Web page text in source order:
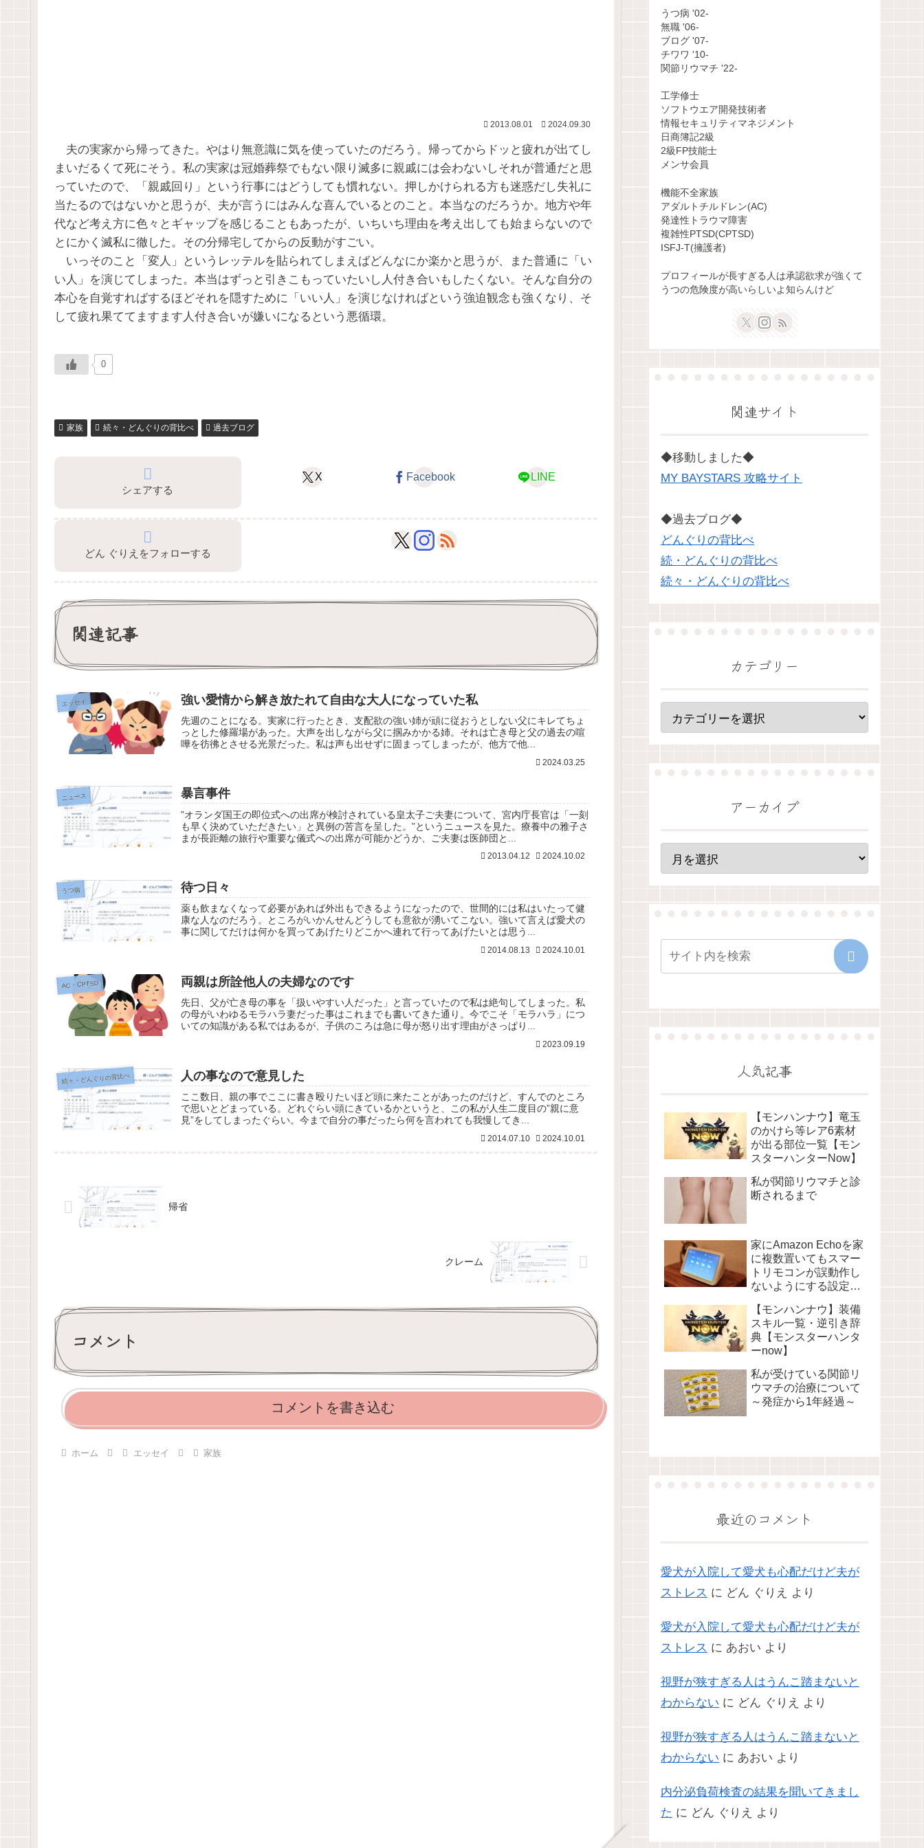
2013.08.01 2024.09.30
夫の実家から帰ってきた。やはり無意識に気を使っていたのだろう。帰ってからドッと疲れが出てし
まいだるくて死にそう。私の実家は冠婚葬祭でもない限り滅多に親戚には会わないしそれが普通だと思
っていたので、「親戚回り」という行事にはどうしても慣れない。押しかけられる方も迷惑だし失礼に
当たるのではないかと思うが、夫が言うにはみんな喜んでいるとのこと。本当なのだろうか。地方や年
代など考え方に色々とギャップを感じることもあったが、いちいち理由を考え出しても始まらないので
とにかく滅私に徹した。その分帰宅してからの反動がすごい。
いっそのこと「変人」というレッテルを貼られてしまえばどんなにか楽かと思うが、また普通に「い
い人」を演じてしまった。本当はずっと引きこもっていたいし人付き合いもしたくない。そんな自分の
本心を自覚すればするほどそれを隠すために「いい人」を演じなければという強迫観念も強くなり、そ
して疲れ果ててますます人付き合いが嫌いになるという悪循環。
0
家族 続々・どんぐりの背比べ 過去ブログ
シェアする
X Facebook LINE
どん ぐりえをフォローする
関連記事
エッセイ 強い愛情から解き放たれて自由な大人になっていた私
先週のことになる。実家に行ったとき、支配欲の強い姉が頑に従おうとしない父にキレてちょ
っとした修羅場があった。大声を出しながら父に掴みかかる姉。それは亡き母と父の過去の喧
嘩を彷彿とさせる光景だった。私は声も出せずに固まってしまったが、他方で他...
2024.03.25
ニュース 暴言事件
”オランダ国王の即位式への出席が検討されている皇太子ご夫妻について、宮内庁長官は「一刻
も早く決めていただきたい」と異例の苦言を呈した。”というニュースを見た。療養中の雅子さ
まが長距離の旅行や重要な儀式への出席が可能かどうか、ご夫妻は医師団と...
2013.04.12 2024.10.02
うつ病 待つ日々
薬も飲まなくなって必要があれば外出もできるようになったので、世間的には私はいたって健
康な人なのだろう。ところがいかんせんどうしても意欲が湧いてこない。強いて言えば愛犬の
事に関してだけは何かを買ってあげたりどこかへ連れて行ってあげたいとは思う...
2014.08.13 2024.10.01
AC・CPTSD 両親は所詮他人の夫婦なのです
先日、父が亡き母の事を「扱いやすい人だった」と言っていたので私は絶句してしまった。私
の母がいわゆるモラハラ妻だった事はこれまでも書いてきた通り。今でこそ「モラハラ」につ
いての知識がある私ではあるが、子供のころは急に母が怒り出す理由がさっぱり...
2023.09.19
続々・どんぐりの背比べ 人の事なので意見した
ここ数日、親の事でここに書き殴りたいほど頭に来たことがあったのだけど、すんでのところ
で思いとどまっている。どれぐらい頭にきているかというと、この私が人生二度目の”親に意
見”をしてしまったぐらい。今まで自分の事だったら何を言われても我慢してき...
2014.07.10 2024.10.01
帰省
クレーム
コメント
コメントを書き込む
ホーム エッセイ 家族
うつ病 '02-
無職 '06-
ブログ '07-
チワワ '10-
関節リウマチ '22-
工学修士
ソフトウエア開発技術者
情報セキュリティマネジメント
日商簿記2級
2級FP技能士
メンサ会員
機能不全家族
アダルトチルドレン(AC)
発達性トラウマ障害
複雑性PTSD(CPTSD)
ISFJ-T(擁護者)
プロフィールが長すぎる人は承認欲求が強くて
うつの危険度が高いらしいよ知らんけど
関連サイト
◆移動しました◆
MY BAYSTARS 攻略サイト
◆過去ブログ◆
どんぐりの背比べ
続・どんぐりの背比べ
続々・どんぐりの背比べ
カテゴリー
アーカイブ
人気記事
【モンハンナウ】竜玉
のかけら等レア6素材
が出る部位一覧【モン
スターハンターNow】
私が関節リウマチと診
断されるまで
家にAmazon Echoを家
に複数置いてもスマー
トリモコンが誤動作し
ないようにする設定に
【モンハンナウ】装備
スキル一覧・逆引き辞
典【モンスターハンタ
ーnow】
私が受けている関節リ
ウマチの治療について
～発症から1年経過～
最近のコメント
愛犬が入院して愛犬も心配だけど夫が
ストレス に どん ぐりえ より
愛犬が入院して愛犬も心配だけど夫が
ストレス に あおい より
視野が狭すぎる人はうんこ踏まないと
わからない に どん ぐりえ より
視野が狭すぎる人はうんこ踏まないと
わからない に あおい より
内分泌負荷検査の結果を聞いてきまし
た に どん ぐりえ より